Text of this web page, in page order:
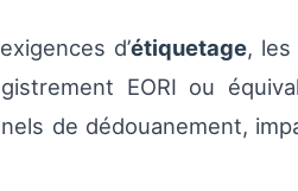
d’étiquetage, les
EORI ou
de dédouanement,